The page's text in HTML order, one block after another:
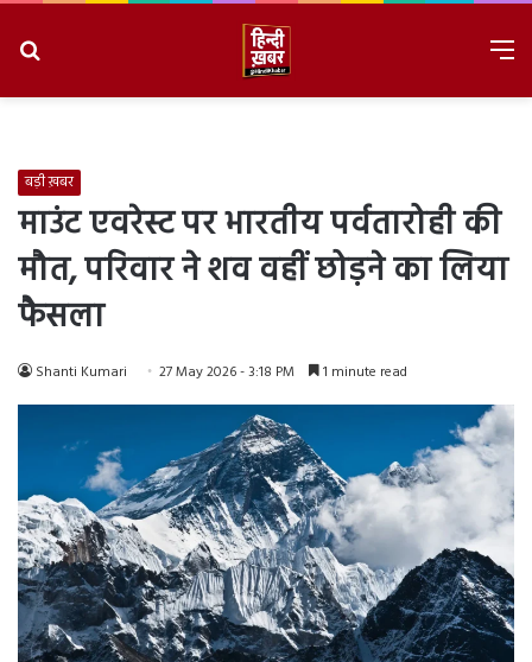
बड़ी ख़बर
माउंट एवरेस्ट पर भारतीय पर्वतारोही की
मौत, परिवार ने शव वहीं छोड़ने का लिया
फैसला
Shanti Kumari 27 May 2026 - 3:18 PM 1 minute read